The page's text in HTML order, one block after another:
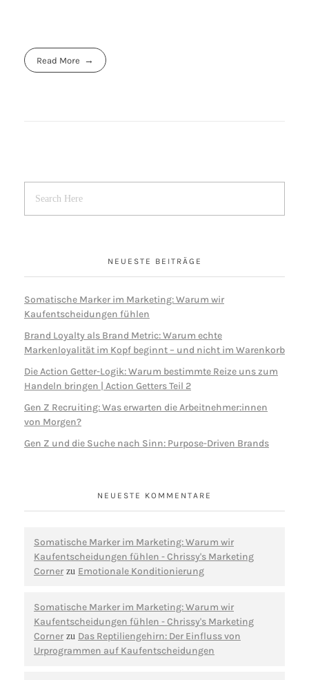
Read More
NEUESTE BEITRÄGE
Somatische Marker im Marketing: Warum wir
Kaufentscheidungen fühlen
Brand Loyalty als Brand Metric: Warum echte
Markenloyalität im Kopf beginnt – und nicht im Warenkorb
Die Action Getter-Logik: Warum bestimmte Reize uns zum
Handeln bringen | Action Getters Teil 2
Gen Z Recruiting: Was erwarten die Arbeitnehmer:innen
von Morgen?
Gen Z und die Suche nach Sinn: Purpose-Driven Brands
NEUESTE KOMMENTARE
Somatische Marker im Marketing: Warum wir
Kaufentscheidungen fühlen - Chrissy's Marketing
Corner zu Emotionale Konditionierung
Somatische Marker im Marketing: Warum wir
Kaufentscheidungen fühlen - Chrissy's Marketing
Corner zu Das Reptiliengehirn: Der Einfluss von
Urprogrammen auf Kaufentscheidungen